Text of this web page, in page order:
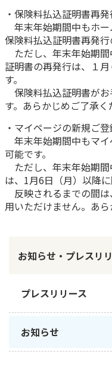
入院保険金
お手続き一覧
きっかけ・できご
マイページででき
ご契約内容の確認
お客さまに関する
終身保険
定期保険
長寿支援保険
お見積りシミュレ
資料請求
保険の探し方のポ
これからのライフ
【まずはご相談く
ちら
法人のお客さま向
目的から探す
お役立ち情報
かんぽ生命の団体
法人向け資料請求
お問い合わせ先
お役立ち情報
かんぽのLifeサポ
保険
医療
お金
かんぽ生命につい
かんぽ生命につい
ご挨拶
経営理念・経営戦
会社概要
日本郵政グループ
CM・オウンドメ
よくあるご質問
お問い合わせ
サステナビリティ
株主・投資家のみなさ
・保険料払込証明書再
年末年始期間中もホ
保険料払込証明書再発行
ただし、年末年始期
証明書の再発行は、１
す。
保険料払込証明書が
す。あらかじめご了承く
・マイページの新規ご登
年末年始期間中もマ
可能です。
ただし、年末年始期
は、1月6日（月）以降に
反映されるまでの間
用いただけません。あら
お知らせ・プレスリ
プレスリリース
お知らせ